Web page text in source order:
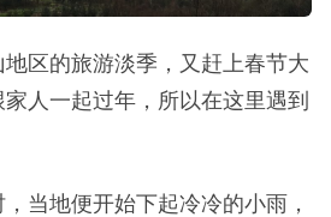
区的旅游淡季，又赶上春节大
人一起过年，所以在这里遇到
当地便开始下起冷冷的小雨，